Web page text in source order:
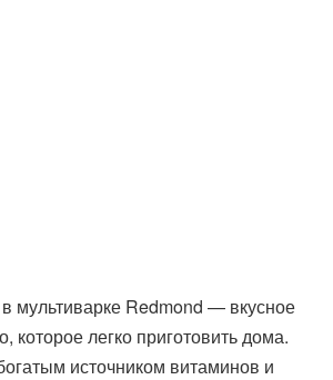
мультиварке Redmond — вкусное
которое легко приготовить дома.
источником витаминов и